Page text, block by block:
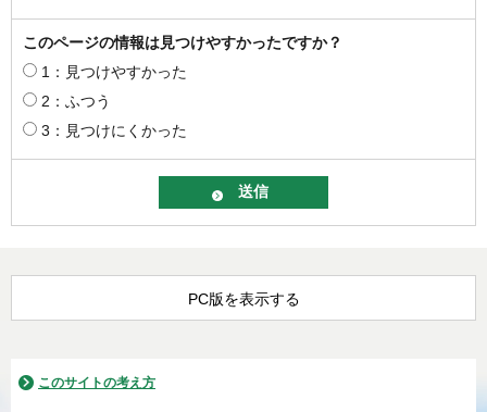
このページの情報は見つけやすかったですか？
1：見つけやすかった
2：ふつう
3：見つけにくかった
PC版を表示する
このサイトの考え方